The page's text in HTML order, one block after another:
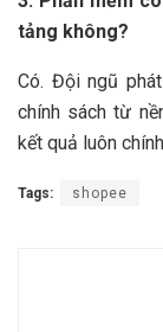
tảng không?
Có. Đội ngũ
chính sách từ
kết quả luôn
Tags: shopee